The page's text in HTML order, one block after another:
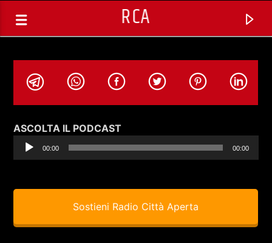
RCA
ASCOLTA IL PODCAST
Player
00:00 00:00
Sostieni Radio Città Aperta